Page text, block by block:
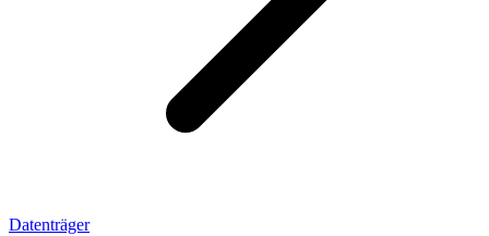
Datenträger